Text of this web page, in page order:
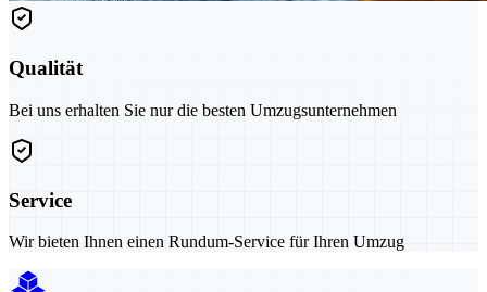
Qualität
Bei uns erhalten Sie nur die besten Umzugsunternehmen
Service
Wir bieten Ihnen einen Rundum-Service für Ihren Umzug